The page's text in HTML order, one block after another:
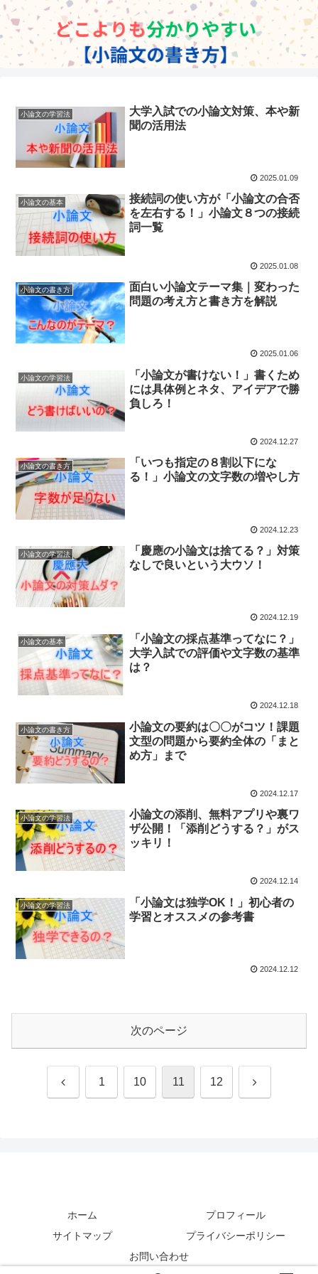
小論文の学習法
大学入試での小論文対策、本や新
聞の活用法
2025.01.09
小論文の基本
接続詞の使い方が「小論文の合否
を左右する！」小論文８つの接続
詞一覧
2025.01.08
小論文の書き方
面白い小論文テーマ集｜変わった
問題の考え方と書き方を解説
2025.01.06
小論文の学習法
「小論文が書けない！」書くため
には具体例とネタ、アイデアで勝
負しろ！
2024.12.27
小論文の書き方
「いつも指定の８割以下にな
る！」小論文の文字数の増やし方
2024.12.23
小論文の学習法
「慶應の小論文は捨てる？」対策
なしで良いという大ウソ！
2024.12.19
小論文の基本
「小論文の採点基準ってなに？」
大学入試での評価や文字数の基準
は？
2024.12.18
小論文の書き方
小論文の要約は〇〇がコツ！課題
文型の問題から要約全体の「まと
め方」まで
2024.12.17
小論文の学習法
小論文の添削、無料アプリや裏ワ
ザ公開！「添削どうする？」がス
ッキリ！
2024.12.14
小論文の学習法
「小論文は独学OK！」初心者の
学習とオススメの参考書
2024.12.12
次のページ
前 1 10 11 12 次
ホーム
プロフィール
サイトマップ
プライバシーポリシー
お問い合わせ